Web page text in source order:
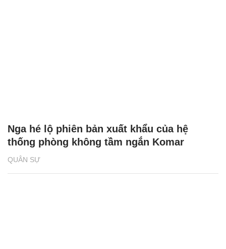
QUÂN SỰ
Nga hé lộ phiên bản xuất khẩu của hệ
thống phòng không tầm ngắn Komar